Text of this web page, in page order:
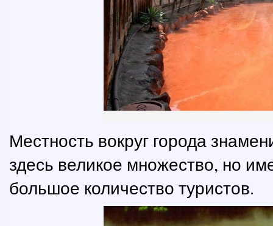
Местность вокруг города
здесь великое множество, но
большое количество туристов.